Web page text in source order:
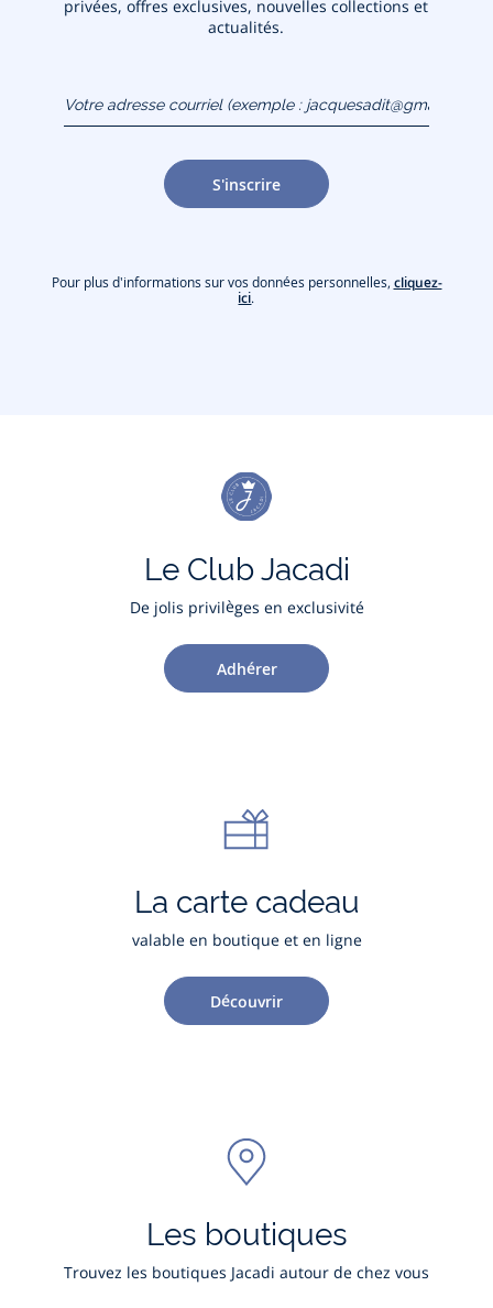
privées, offres exclusives, nouvelles collections et
actualités.
(exemple :
jacquesadit@gmail.com)
S'inscrire
Pour plus d'informations sur vos données personnelles, cliquez-
ici.
Le Club Jacadi
De jolis privilèges en exclusivité
Adhérer
La carte cadeau
valable en boutique et en ligne
Découvrir
Les boutiques
Trouvez les boutiques Jacadi autour de chez vous